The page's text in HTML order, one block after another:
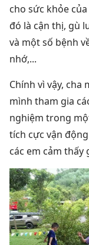
cho sức khỏe
đó là cận thị, gù
và một số bệnh
nhớ,...
Chính vì vậy,
mình tham gia
nghiệm trong
tích cực vận
các em cảm thấy